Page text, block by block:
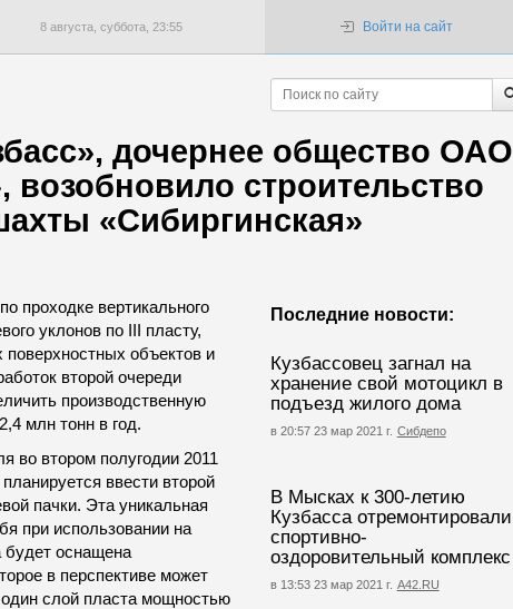
8 августа, суббота, 23:55 Войти на сайт
дочернее общество ОАО
возобновило строительство
«Сибиргинская»
Последние новости:
Кузбассовец загнал на
хранение свой мотоцикл в
подъезд жилого дома
в 20:57 23 мар 2021 г. Сибдепо
В Мысках к 300-летию
Кузбасса отремонтировали
спортивно-
оздоровительный комплекс
в 13:53 23 мар 2021 г. А42.RU
проходке вертикального
уклонов по III пласту,
объектов и
второй очереди
производственную
млн тонн в год.
во втором полугодии 2011
ввести второй
пачки. Эта уникальная
при использовании на
оснащена
в перспективе может
слой пласта мощностью